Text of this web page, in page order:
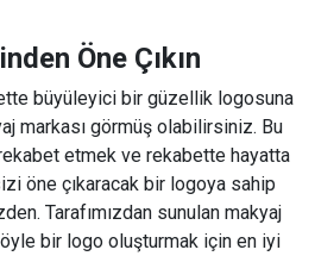
Öne Çıkın
büyüleyici bir güzellik logosuna
markası görmüş olabilirsiniz. Bu
etmek ve rekabette hayatta
öne çıkaracak bir logoya sahip
Tarafımızdan sunulan makyaj
bir logo oluşturmak için en iyi